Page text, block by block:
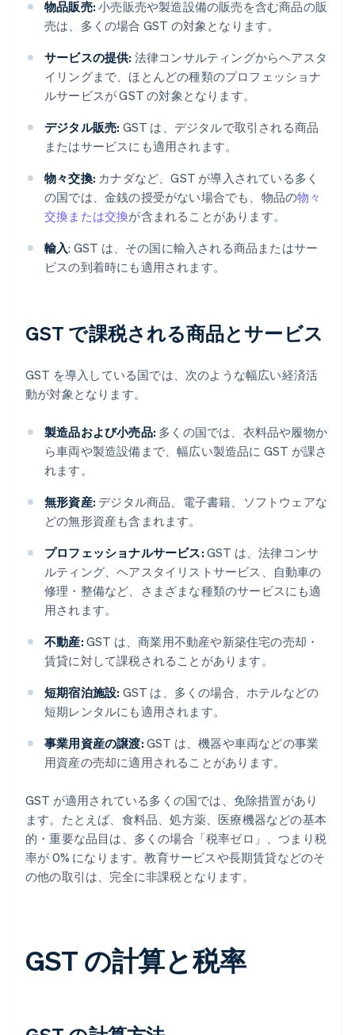
物品販売: 小売販売や製造設備の販売を含む商品の販
売は、多くの場合 GST の対象となります。
サービスの提供: 法律コンサルティングからヘアスタ
イリングまで、ほとんどの種類のプロフェッショナ
ルサービスが GST の対象となります。
デジタル販売: GST は、デジタルで取引される商品
またはサービスにも適用されます。
物々交換: カナダなど、GST が導入されている多く
の国では、金銭の授受がない場合でも、物品の物々
交換または交換が含まれることがあります。
輸入: GST は、その国に輸入される商品またはサー
ビスの到着時にも適用されます。
GST で課税される商品とサービス
GST を導入している国では、次のような幅広い経済活
動が対象となります。
製造品および小売品: 多くの国では、衣料品や履物か
ら車両や製造設備まで、幅広い製造品に GST が課さ
れます。
無形資産: デジタル商品、電子書籍、ソフトウェアな
どの無形資産も含まれます。
プロフェッショナルサービス: GST は、法律コンサ
ルティング、ヘアスタイリストサービス、自動車の
修理・整備など、さまざまな種類のサービスにも適
用されます。
不動産: GST は、商業用不動産や新築住宅の売却・
賃貸に対して課税されることがあります。
短期宿泊施設: GST は、多くの場合、ホテルなどの
短期レンタルにも適用されます。
事業用資産の譲渡: GST は、機器や車両などの事業
用資産の売却に適用されることがあります。
GST が適用されている多くの国では、免除措置があり
ます。たとえば、食料品、処方薬、医療機器などの基本
的・重要な品目は、多くの場合「税率ゼロ」、つまり税
率が 0% になります。教育サービスや長期賃貸などのそ
の他の取引は、完全に非課税となります。
GST の計算と税率